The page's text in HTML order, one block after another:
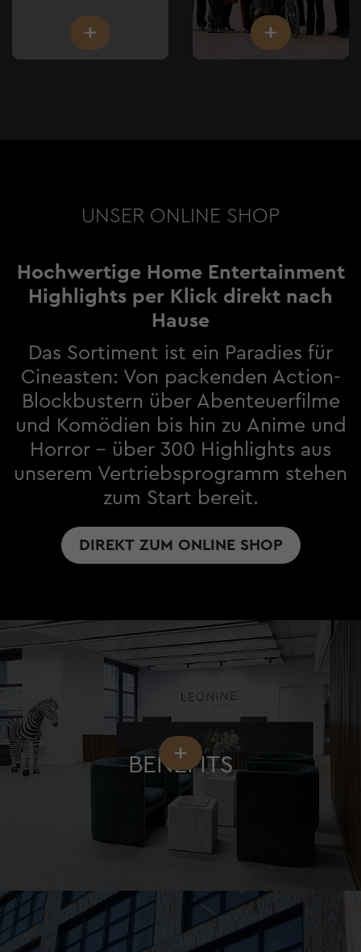
UNSER ONLINE SHOP
Hochwertige Home Entertainment
Highlights per Klick direkt nach
Hause
Das Sortiment ist ein Paradies für
Cineasten: Von packenden Action-
Blockbustern über Abenteuerfilme
und Komödien bis hin zu Anime und
Horror – über 300 Highlights aus
unserem Vertriebsprogramm stehen
zum Start bereit.
DIREKT ZUM ONLINE SHOP
BENEFITS